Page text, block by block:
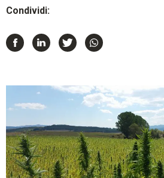
Condividi: